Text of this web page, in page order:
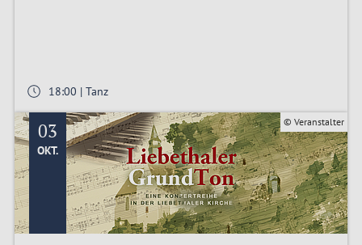
18:00 | Tanz
03
OKT.
© Veranstalter